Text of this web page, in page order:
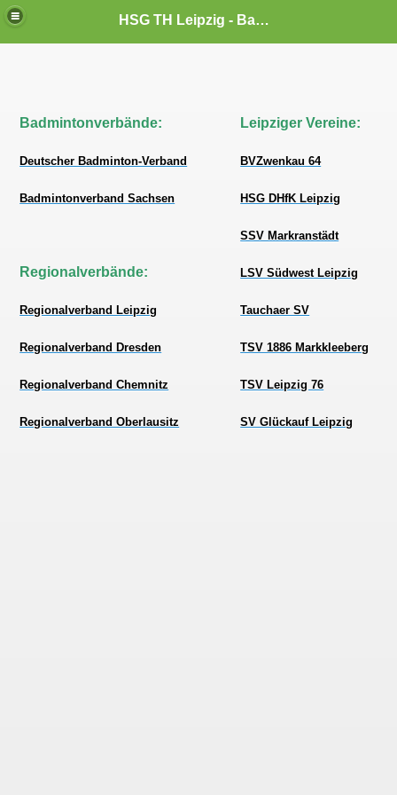
HSG TH Leipzig - Badminton
Badmintonverbände: Leipziger Vereine:
Deutscher Badminton-Verband BVZwenkau 64
Badmintonverband Sachsen HSG DHfK Leipzig
SSV Markranstädt
Regionalverbände: LSV Südwest Leipzig
Regionalverband Leipzig Tauchaer SV
Regionalverband Dresden TSV 1886 Markkleeberg
Regionalverband Chemnitz TSV Leipzig 76
Regionalverband Oberlausitz SV Glückauf Leipzig